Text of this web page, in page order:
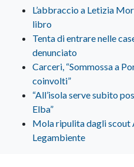
L’abbraccio a Letizia
libro
Tenta di entrare nelle
denunciato
Carceri, “Sommossa a
coinvolti”
“All’isola serve subito
Elba”
Mola ripulita dagli scout
Legambiente